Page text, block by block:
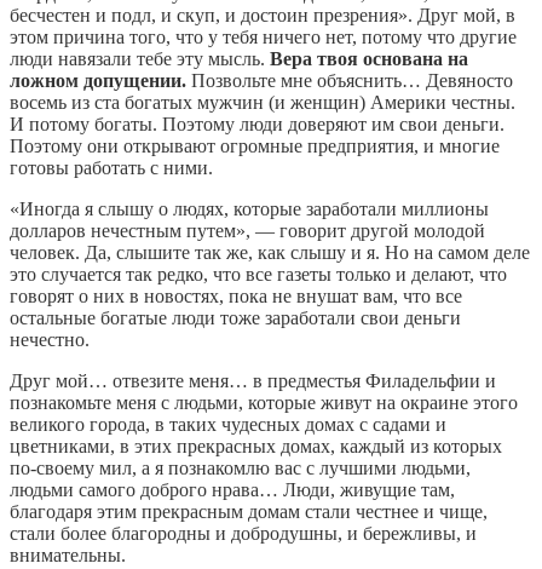
бесчестен и подл, и скуп, и достоин презрения». Друг мой, в
этом причина того, что у тебя ничего нет, потому что другие
люди навязали тебе эту мысль. Вера твоя основана на
ложном допущении. Позвольте мне объяснить… Девяносто
восемь из ста богатых мужчин (и женщин) Америки честны.
И потому богаты. Поэтому люди доверяют им свои деньги.
Поэтому они открывают огромные предприятия, и многие
готовы работать с ними.
«Иногда я слышу о людях, которые заработали миллионы
долларов нечестным путем», — говорит другой молодой
человек. Да, слышите так же, как слышу и я. Но на самом деле
это случается так редко, что все газеты только и делают, что
говорят о них в новостях, пока не внушат вам, что все
остальные богатые люди тоже заработали свои деньги
нечестно.
Друг мой… отвезите меня… в предместья Филадельфии и
познакомьте меня с людьми, которые живут на окраине этого
великого города, в таких чудесных домах с садами и
цветниками, в этих прекрасных домах, каждый из которых
по-своему мил, а я познакомлю вас с лучшими людьми,
людьми самого доброго нрава… Люди, живущие там,
благодаря этим прекрасным домам стали честнее и чище,
стали более благородны и добродушны, и бережливы, и
внимательны.